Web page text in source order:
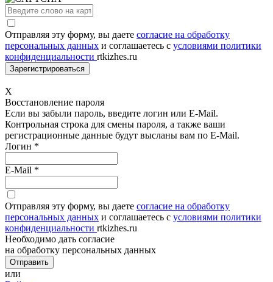
Отправляя эту форму, вы даете согласие на обработку
персональных данных и соглашаетесь с условиями политики
конфиденциальности rtkizhes.ru
X
Восстановление пароля
Если вы забыли пароль, введите логин или E-Mail.
Контрольная строка для смены пароля, а также ваши
регистрационные данные будут высланы вам по E-Mail.
Логин *
E-Mail *
Отправляя эту форму, вы даете согласие на обработку
персональных данных и соглашаетесь с условиями политики
конфиденциальности rtkizhes.ru
Необходимо дать согласие
на обработку персональных данных
или